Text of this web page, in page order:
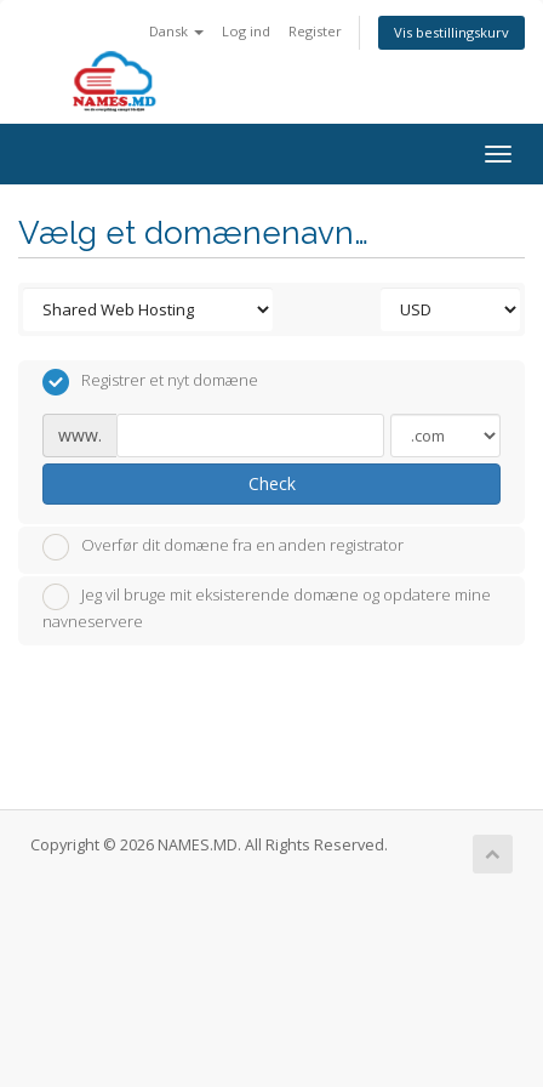
Dansk Log ind Register Vis bestillingskurv
Vælg et domænenavn…
Registrer et nyt domæne
www.
Check
Overfør dit domæne fra en anden registrator
Jeg vil bruge mit eksisterende domæne og opdatere mine
navneservere
Copyright © 2026 NAMES.MD. All Rights Reserved.